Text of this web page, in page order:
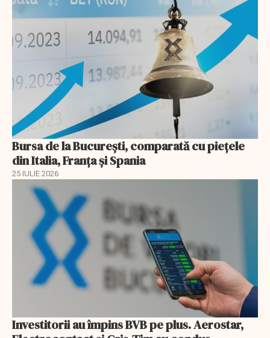
Bursa de la București, comparată cu piețele
din Italia, Franța și Spania
25 IULIE 2026
Investitorii au împins BVB pe plus. Aerostar,